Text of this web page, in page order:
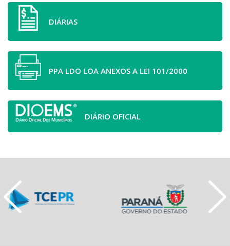
DIÁRIAS
PPA LDO LOA ANEXOS A LEI 101/2000
DIÁRIO OFICIAL